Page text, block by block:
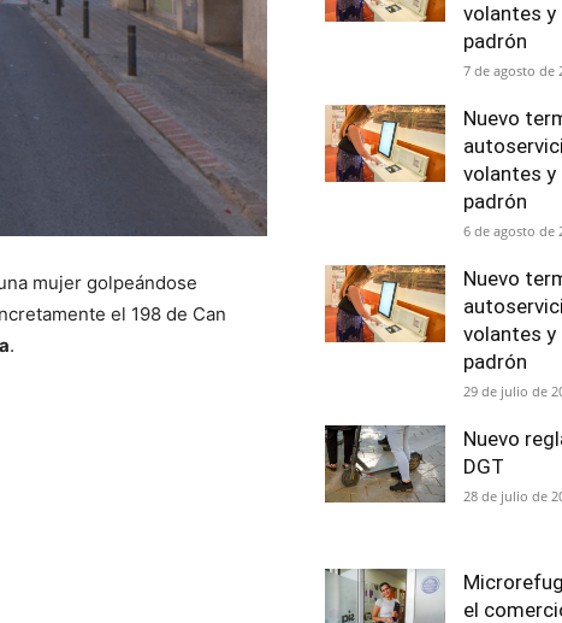
mujer golpeándose
el 198 de Can
.
volantes
padrón
7 de agosto de
Nuevo
volantes
padrón
6 de agosto de
Nuevo
volantes
padrón
29 de julio de
Nuevo
DGT
28 de julio de
el